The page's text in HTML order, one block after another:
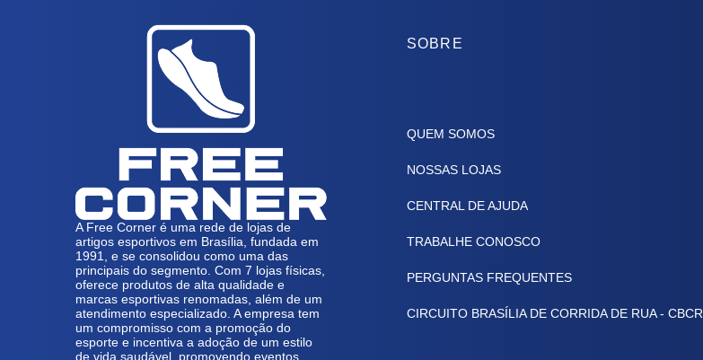
A Free Corner é uma rede de lojas de
artigos esportivos em Brasília, fundada em
1991, e se consolidou como uma das
principais do segmento. Com 7 lojas físicas,
oferece produtos de alta qualidade e
marcas esportivas renomadas, além de um
atendimento especializado. A empresa tem
um compromisso com a promoção do
esporte e incentiva a adoção de um estilo
de vida saudável, promovendo eventos
SOBRE
QUEM SOMOS
NOSSAS LOJAS
CENTRAL DE AJUDA
TRABALHE CONOSCO
PERGUNTAS FREQUENTES
CIRCUITO BRASÍLIA DE CORRIDA DE RUA - CBCR